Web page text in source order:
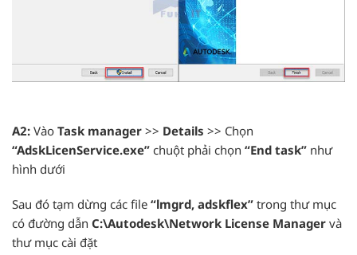
A2: Vào Task manager >> Details >> Chọn
“AdskLicenService.exe” chuột phải chọn “End task” như
hình dưới
Sau đó tạm dừng các file “lmgrd, adskflex” trong thư mục
có đường dẫn C:\Autodesk\Network License Manager và
thư mục cài đặt